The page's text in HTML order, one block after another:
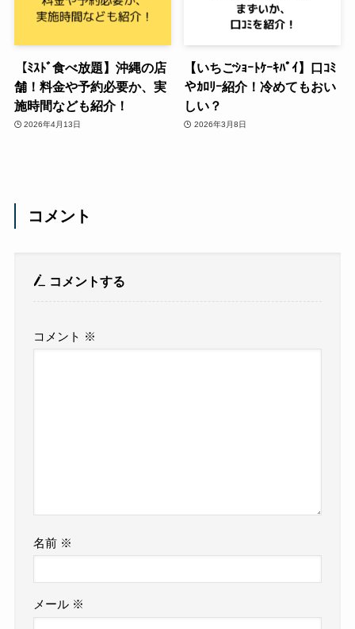
【ﾐｽﾄﾞ食べ放題】沖縄の店
舗！料金や予約必要か、実
施時間なども紹介！
2026年4月13日
【いちごｼｮｰﾄｹｰｷﾊﾟｲ】口ｺﾐ
やｶﾛﾘｰ紹介！冷めてもおい
しい？
2026年3月8日
コメント
コメントする
コメント ※
名前 ※
メール ※